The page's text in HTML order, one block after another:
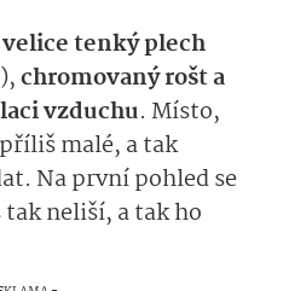
velice tenký plech
chromovaný rošt a
vzduchu. Místo,
malé, a tak
Na první pohled se
neliší, a tak ho